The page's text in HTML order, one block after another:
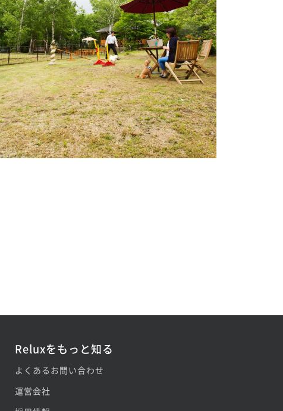
Reluxをもっと知る
よくあるお問い合わせ
運営会社